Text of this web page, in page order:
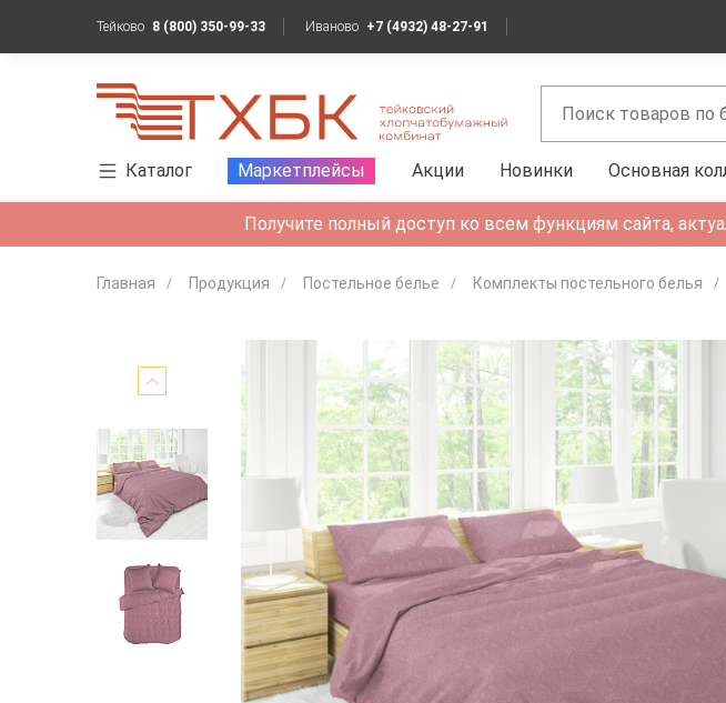
Тейково 8 (800) 350-99-33 Иваново +7 (4932) 48-27-91
Каталог Маркетплейсы Акции Новинки Основная
Получите полный доступ ко всем функциям сайта,
Главная Продукция Постельное белье Комплекты постельного белья